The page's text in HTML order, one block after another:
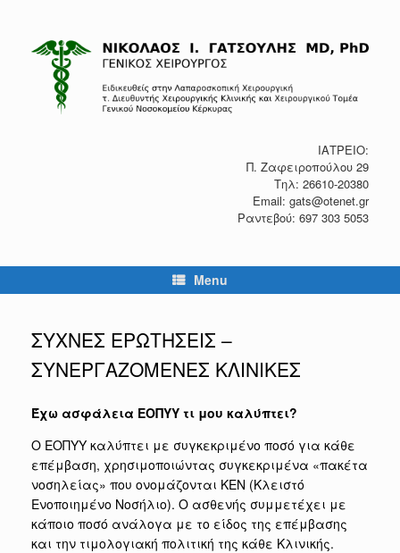
ΙΑΤΡΕΙΟ:
Π. Ζαφειροπούλου 29
Τηλ: 26610-20380
Email: gats@otenet.gr
Ραντεβού: 697 303 5053
Menu
ΣΥΧΝΕΣ ΕΡΩΤΗΣΕΙΣ –
ΣΥΝΕΡΓΑΖΟΜΕΝΕΣ ΚΛΙΝΙΚΕΣ
Έχω ασφάλεια ΕΟΠΥΥ τι μου καλύπτει?
Ο ΕΟΠΥΥ καλύπτει με συγκεκριμένο ποσό για κάθε
επέμβαση, χρησιμοποιώντας συγκεκριμένα «πακέτα
νοσηλείας» που ονομάζονται ΚΕΝ (Κλειστό
Ενοποιημένο Νοσήλιο). Ο ασθενής συμμετέχει με
κάποιο ποσό ανάλογα με το είδος της επέμβασης
και την τιμολογιακή πολιτική της κάθε Κλινικής.